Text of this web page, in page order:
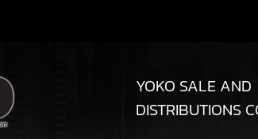
YOKO SALE AND
DISTRIBUTIONS